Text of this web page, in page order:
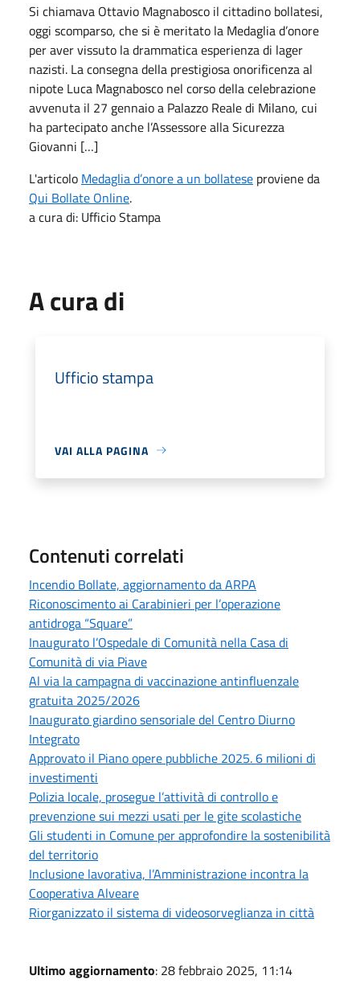
Si chiamava Ottavio Magnabosco il cittadino bollatesi,
oggi scomparso, che si è meritato la Medaglia d’onore
per aver vissuto la drammatica esperienza di lager
nazisti. La consegna della prestigiosa onorificenza al
nipote Luca Magnabosco nel corso della celebrazione
avvenuta il 27 gennaio a Palazzo Reale di Milano, cui
ha partecipato anche l’Assessore alla Sicurezza
Giovanni […]
L'articolo Medaglia d’onore a un bollatese proviene da
Qui Bollate Online.
a cura di: Ufficio Stampa
A cura di
Ufficio stampa
VAI ALLA PAGINA
Contenuti correlati
Incendio Bollate, aggiornamento da ARPA
Riconoscimento ai Carabinieri per l’operazione
antidroga “Square”
Inaugurato l’Ospedale di Comunità nella Casa di
Comunità di via Piave
Al via la campagna di vaccinazione antinfluenzale
gratuita 2025/2026
Inaugurato giardino sensoriale del Centro Diurno
Integrato
Approvato il Piano opere pubbliche 2025. 6 milioni di
investimenti
Polizia locale, prosegue l’attività di controllo e
prevenzione sui mezzi usati per le gite scolastiche
Gli studenti in Comune per approfondire la sostenibilità
del territorio
Inclusione lavorativa, l’Amministrazione incontra la
Cooperativa Alveare
Riorganizzato il sistema di videosorveglianza in città
Ultimo aggiornamento: 28 febbraio 2025, 11:14